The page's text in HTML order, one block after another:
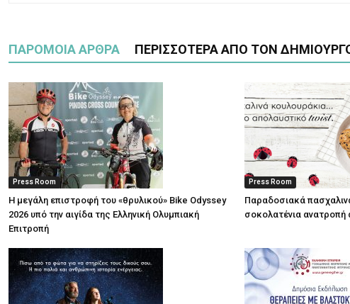
ΠΑΡΟΜΟΙΑ ΑΡΘΡΑ ΠΕΡΙΣΣΟΤΕΡΑ ΑΠΟ ΤΟΝ
Press Room
Η μεγάλη επιστροφή του «θρυλικού» Bike Odyssey
2026 υπό την αιγίδα της Ελληνική Ολυμπιακή
Επιτροπή
Press Room
Παραδοσιακά
σοκολατένια